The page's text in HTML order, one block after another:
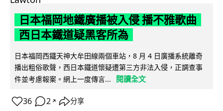
日本福岡地鐵廣播被入侵 播不雅歌曲
西日本鐵道疑黑客所為
日本福岡西鐵天神大牟田線兩個車站，8 月 4 日廣播系統離奇
播出粗俗歌聲，西日本鐵道懷疑遭第三方非法入侵，正調查事
件並考慮報案。網上一度傳言...
閱讀全文
36 2 ↗ 分享